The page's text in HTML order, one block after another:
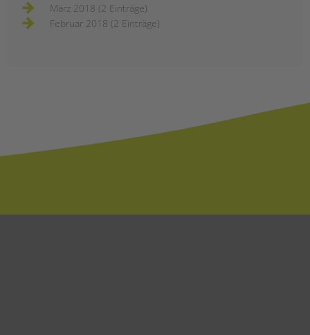
März 2018 (2 Einträge)
Februar 2018 (2 Einträge)